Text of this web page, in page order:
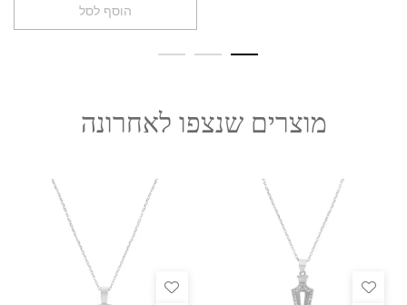
הוסף לסל
מוצרים שנצפו לאחרונה